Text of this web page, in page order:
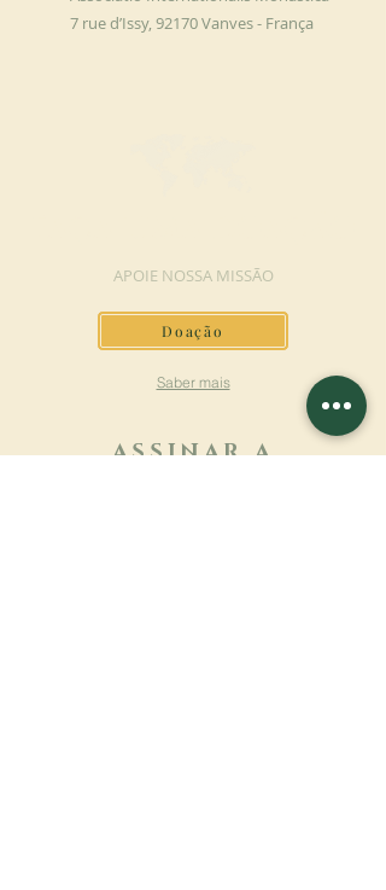
7 rue d’Issy, 92170 Vanves - França
APOIE NOSSA MISSÃO
Doação
Saber mais
ASSINAR A